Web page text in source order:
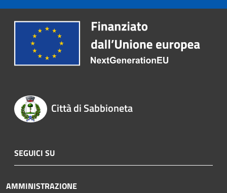
Città di Sabbioneta
SEGUICI SU
AMMINISTRAZIONE